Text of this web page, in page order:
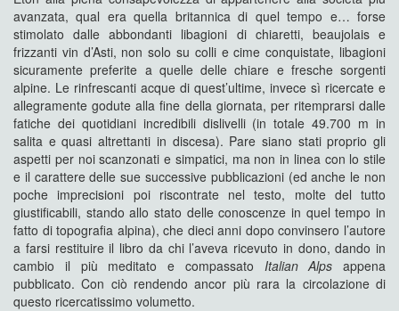
avanzata, qual era quella britannica di quel tempo e… forse
stimolato dalle abbondanti libagioni di chiaretti, beaujolais e
frizzanti vin d’Asti, non solo su colli e cime conquistate, libagioni
sicuramente preferite a quelle delle chiare e fresche sorgenti
alpine. Le rinfrescanti acque di quest’ultime, invece sì ricercate e
allegramente godute alla fine della giornata, per ritemprarsi dalle
fatiche dei quotidiani incredibili dislivelli (in totale 49.700 m in
salita e quasi altrettanti in discesa). Pare siano stati proprio gli
aspetti per noi scanzonati e simpatici, ma non in linea con lo stile
e il carattere delle sue successive pubblicazioni (ed anche le non
poche imprecisioni poi riscontrate nel testo, molte del tutto
giustificabili, stando allo stato delle conoscenze in quel tempo in
fatto di topografia alpina), che dieci anni dopo convinsero l’autore
a farsi restituire il libro da chi l’aveva ricevuto in dono, dando in
cambio il più meditato e compassato Italian Alps appena
pubblicato. Con ciò rendendo ancor più rara la circolazione di
questo ricercatissimo volumetto.